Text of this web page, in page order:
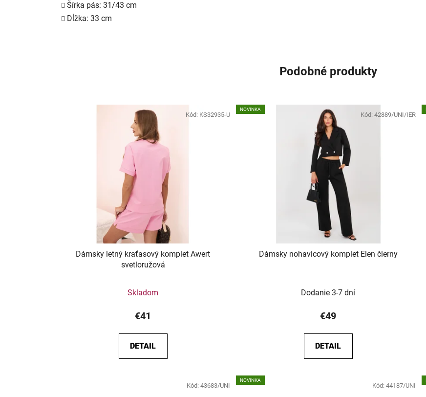
Šírka pás: 31/43 cm
Dĺžka: 33 cm
Podobné produkty
Dámsky letný kraťasový komplet Awert
svetloružová
Skladom
€41
DETAIL
Kód: KS32935-U
NOVINKA
Dámsky nohavicový komplet Elen čierny
Dodanie 3-7 dní
€49
DETAIL
Kód: 42889/UNI/IER
Kód:43683/UNI
NOVINKA
Kód: 44187/UNI